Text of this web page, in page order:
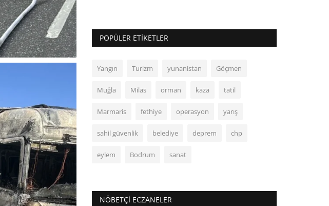
POPÜLER ETIKETLER
Yangın Turizm yunanistan Göçmen
Muğla Milas orman kaza tatil
Marmaris fethiye operasyon yarış
sahil güvenlik belediye deprem chp
eylem Bodrum sanat
NÖBETÇI ECZANELER